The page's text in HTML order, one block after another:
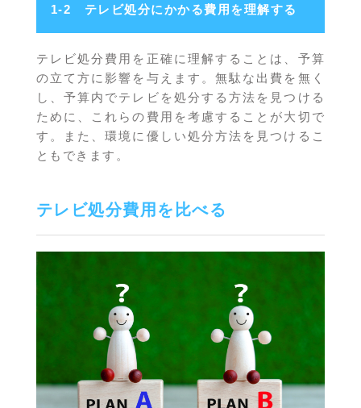
1-2 テレビ処分にかかる費用を理解する
テレビ処分費用を正確に理解することは、予算
の立て方に影響を与えます。無駄な出費を無く
し、予算内でテレビを処分する方法を見つける
ために、これらの費用を考慮することが大切で
す。また、環境に優しい処分方法を見つけるこ
ともできます。
テレビ処分費用を比べる